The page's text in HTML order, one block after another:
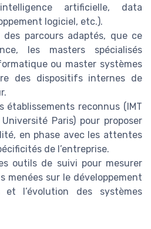
artificielle, data
logiciel, etc.).
des parcours adaptés, que ce
les masters spécialisés
ou master systèmes
des dispositifs internes de
établissements reconnus (IMT
Paris) pour proposer
en phase avec les attentes
de l’entreprise.
outils de suivi pour mesurer
menées sur le développement
et l’évolution des systèmes